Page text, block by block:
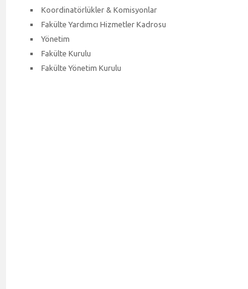
Koordinatörlükler & Komisyonlar
Fakülte Yardımcı Hizmetler Kadrosu
Yönetim
Fakülte Kurulu
Fakülte Yönetim Kurulu